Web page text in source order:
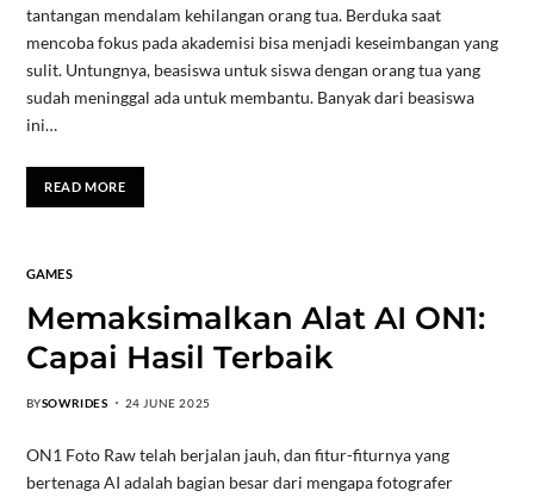
tantangan mendalam kehilangan orang tua. Berduka saat
mencoba fokus pada akademisi bisa menjadi keseimbangan yang
sulit. Untungnya, beasiswa untuk siswa dengan orang tua yang
sudah meninggal ada untuk membantu. Banyak dari beasiswa
ini…
READ MORE
GAMES
Memaksimalkan Alat AI ON1:
Capai Hasil Terbaik
BYSOWRIDES 24 JUNE 2025
ON1 Foto Raw telah berjalan jauh, dan fitur-fiturnya yang
bertenaga AI adalah bagian besar dari mengapa fotografer